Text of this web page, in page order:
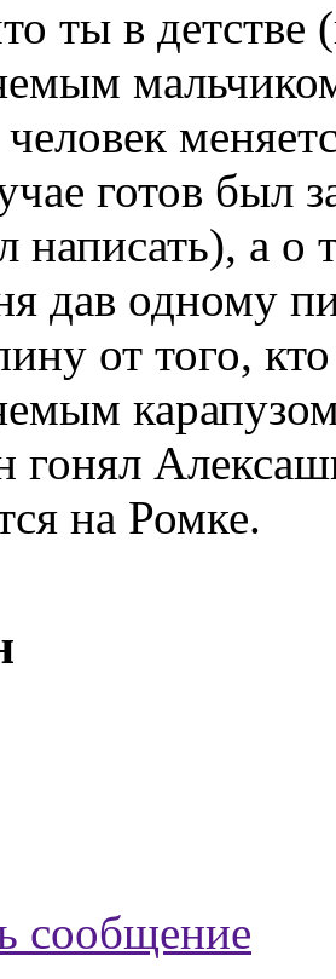
ты в
готов был
написать), а
дав одному
от того,
гонял
на Ромке.
сообщение